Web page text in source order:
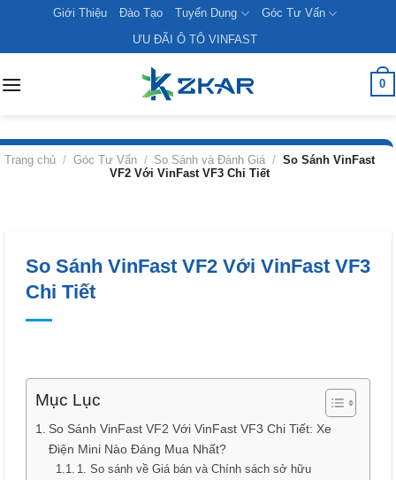
content
Giới Thiệu Đào Tạo Tuyển Dụng
Góc Tư Vấn
ƯU ĐÃI Ô TÔ VINFAST
0
Trang chủ / Góc Tư Vấn / So Sánh và Đánh Giá / So Sánh VinFast
VF2 Với VinFast VF3 Chi Tiết
So Sánh VinFast VF2 Với VinFast VF3
Chi Tiết
Mục Lục
So Sánh VinFast VF2 Với VinFast VF3 Chi Tiết: Xe
Điện Mini Nào Đáng Mua Nhất?
1. So sánh về Giá bán và Chính sách sở hữu